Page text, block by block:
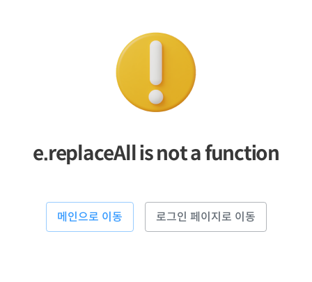
e.replaceAll is not a function
메인으로 이동 로그인 페이지로 이동